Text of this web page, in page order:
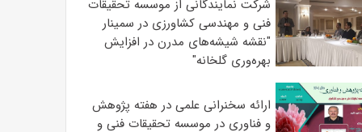
شرکت نمایندگانی از موسسه تحقیقات
فنی و مهندسی کشاورزی در سمینار
"نقشه شیشه‌های مدرن در افزایش
بهره‌وری گلخانه"
ارائه سخنرانی علمی در هفته پژوهش
و فناوری در موسسه تحقیقات فنی و